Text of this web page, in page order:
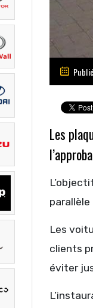
Les
Les
clients
éviter